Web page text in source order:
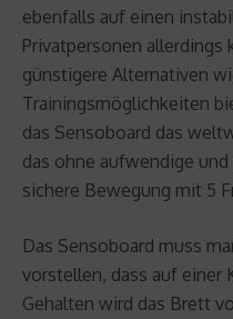
ebenfalls auf einen
Privatpersonen allerdings
günstigere Alternativen
Trainingsmöglichkeiten
das Sensoboard das
das ohne aufwendige
sichere Bewegung mit 5
Das Sensoboard muss
vorstellen, dass auf einer
Gehalten wird das Brett